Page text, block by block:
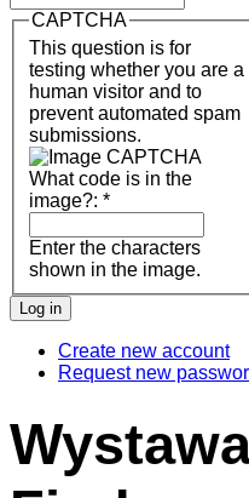
CAPTCHA
This question is for
testing whether you are a
human visitor and to
prevent automated spam
submissions.
What code is in the
image?: *
Enter the characters
shown in the image.
Create new account
Request new